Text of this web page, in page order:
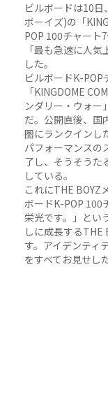
ビルボードは10
ボーイズ)の「
POP 100チャート
「最も急速に人
した。
ビルボードK-POP
「KINGDOME
ンダリー・ウォー
だ。公開直後、国
圏にランクインし
パフォーマンスの
了し、そうそうた
している。
これにTHE BOYZ
ボードK-POP 100
栄光です。」とい
しに成長するTHE
す。アイデンティ
をすべてお見せし